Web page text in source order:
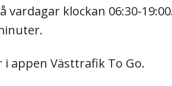
vardagar klockan 06:30-
appen Västtrafik To Go.